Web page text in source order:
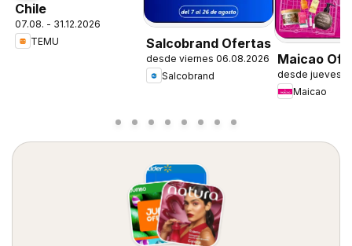
Chile
07.08. - 31.12.2026
TEMU
Salcobrand Ofertas
desde viernes 06.08.2026
Salcobrand
Maicao
desde jueves
Maicao